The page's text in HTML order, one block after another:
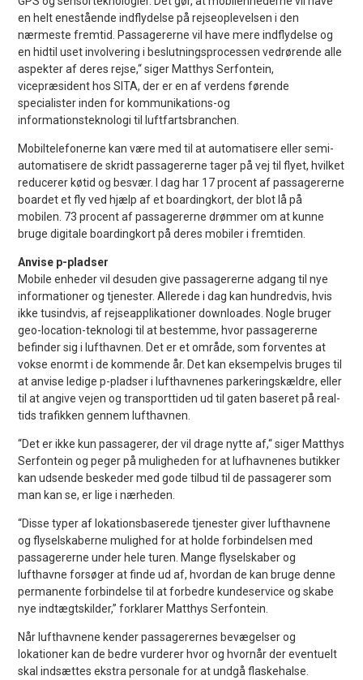
en helt enestående indflydelse på rejseoplevelsen i den
nærmeste fremtid. Passagererne vil have mere indflydelse og
en hidtil uset involvering i beslutningsprocessen vedrørende alle
aspekter af deres rejse,“ siger Matthys Serfontein,
vicepræsident hos SITA, der er en af verdens førende
specialister inden for kommunikations-og
informationsteknologi til luftfartsbranchen.
Mobiltelefonerne kan være med til at automatisere eller semi-
automatisere de skridt passagererne tager på vej til flyet, hvilket
reducerer køtid og besvær. I dag har 17 procent af passagererne
boardet et fly ved hjælp af et boardingkort, der blot lå på
mobilen. 73 procent af passagererne drømmer om at kunne
bruge digitale boardingkort på deres mobiler i fremtiden.
Anvise p-pladser
Mobile enheder vil desuden give passagererne adgang til nye
informationer og tjenester. Allerede i dag kan hundredvis, hvis
ikke tusindvis, af rejseapplikationer downloades. Nogle bruger
geo-location-teknologi til at bestemme, hvor passagererne
befinder sig i lufthavnen. Det er et område, som forventes at
vokse enormt i de kommende år. Det kan eksempelvis bruges til
at anvise ledige p-pladser i lufthavnenes parkeringskældre, eller
til at angive vejen og transporttiden ud til gaten baseret på real-
tids trafikken gennem lufthavnen.
“Det er ikke kun passagerer, der vil drage nytte af,“ siger Matthys
Serfontein og peger på muligheden for at lufhavnenes butikker
kan udsende beskeder med gode tilbud til de passagerer som
man kan se, er lige i nærheden.
“Disse typer af lokationsbaserede tjenester giver lufthavnene
og flyselskaberne mulighed for at holde forbindelsen med
passagererne under hele turen. Mange flyselskaber og
lufthavne forsøger at finde ud af, hvordan de kan bruge denne
permanente forbindelse til at forbedre kundeservice og skabe
nye indtægtskilder,” forklarer Matthys Serfontein.
Når lufthavnene kender passagerernes bevægelser og
lokationer kan de bedre vurderer hvor og hvornår der eventuelt
skal indsættes ekstra personale for at undgå flaskehalse.